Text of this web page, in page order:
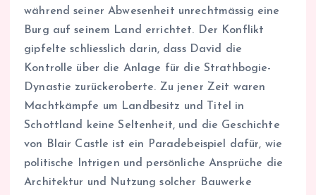
während seiner Abwesenheit unrechtmässig eine
Burg auf seinem Land errichtet. Der Konflikt
gipfelte schliesslich darin, dass David die
Kontrolle über die Anlage für die Strathbogie-
Dynastie zurückeroberte. Zu jener Zeit waren
Machtkämpfe um Landbesitz und Titel in
Schottland keine Seltenheit, und die Geschichte
von Blair Castle ist ein Paradebeispiel dafür, wie
politische Intrigen und persönliche Ansprüche die
Architektur und Nutzung solcher Bauwerke